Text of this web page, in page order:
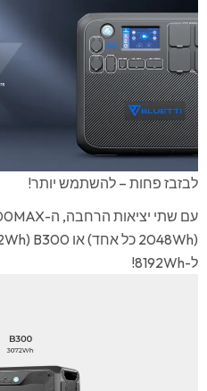
לבזבז פחות – להשתמש יותר!
ל-8192Wh!